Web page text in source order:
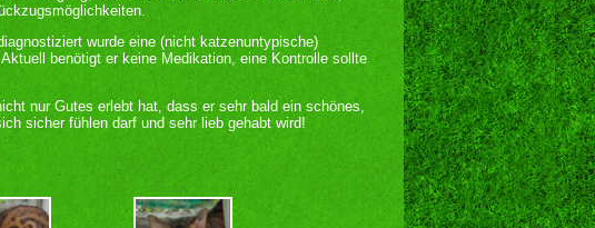
wurde eine (nicht katzenuntypische)
benötigt er keine Medikation, eine Kontrolle sollte
nur Gutes erlebt hat, dass er sehr bald ein schönes,
sicher fühlen darf und sehr lieb gehabt wird!